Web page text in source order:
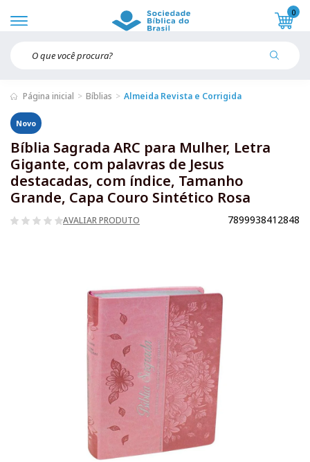
0
Página inicial Bíblias Almeida Revista e Corrigida
Novo
Bíblia Sagrada ARC para Mulher, Letra
Gigante, com palavras de Jesus
destacadas, com índice, Tamanho
Grande, Capa Couro Sintético Rosa
AVALIAR PRODUTO 7899938412848